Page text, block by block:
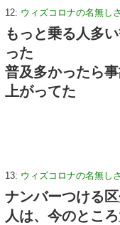
12: ウィズコロナの名無し
もっと乗る人多
った
普及多かったら
上がってた
13: ウィズコロナの名無し
ナンバーつける
人は、今のとこ